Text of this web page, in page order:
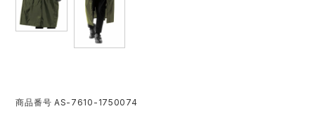
防寒
弘進ゴム
商品番号 AS-7610-1750074